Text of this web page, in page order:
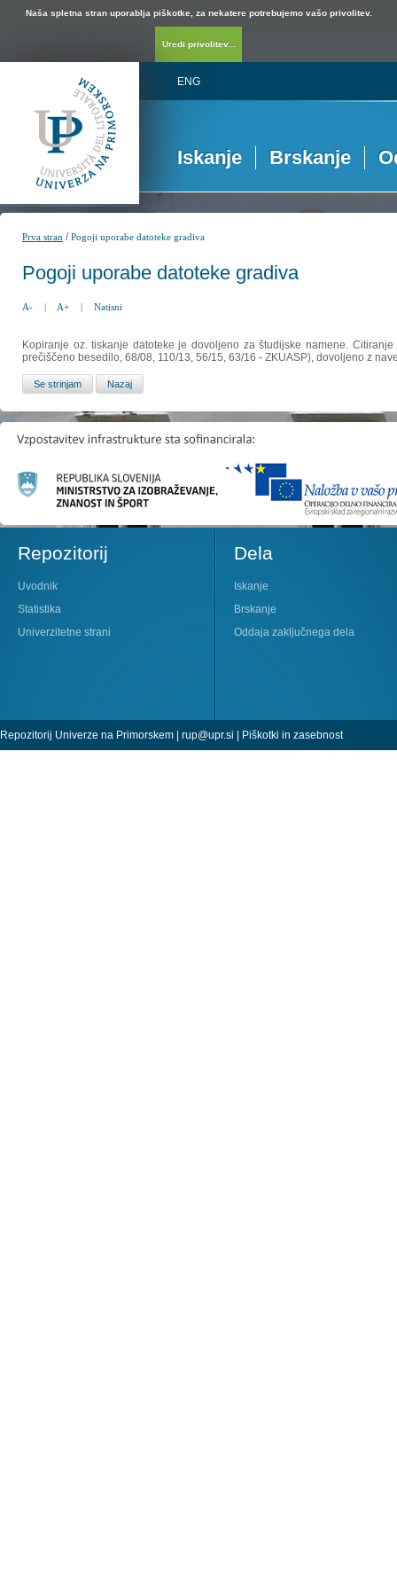
Naša spletna stran uporablja piškotke, za nekatere potrebujemo vašo privolitev.
Uredi privolitev...
ENG
Iskanje Brskanje
Prva stran /Pogoji uporabe datoteke gradiva
Pogoji uporabe datoteke gradiva
A- | A+ | Natisni
Kopiranje oz. tiskanje datoteke je dovoljeno za študijske namene.
prečiščeno besedilo, 68/08, 110/13, 56/15, 63/16 - ZKUASP), dovoljeno z
Repozitorij
Uvodnik
Statistika
Univerzitetne strani
Dela
Iskanje
Brskanje
Oddaja zaključnega dela
Repozitorij Univerze na Primorskem | rup@upr.si | Piškotki in zasebnost